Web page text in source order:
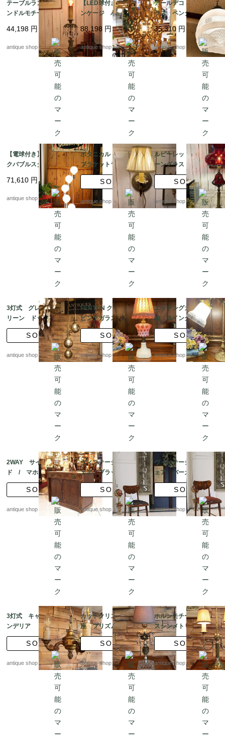
テーブルランプ キャ
ンドルモチーフ ブロ
ンズ・マーブル・クリ
スタル
44,198 円
antique shop at's
【LED球付き】アイア
ンケージ ハンギング
ランプ
88,198 円
antique shop at's
アールデコ ミルクグ
ラス ペンダントラン
プ type2
35,310 円
antique shop at's
【電球付き】アトミッ
クバブルスタンド
71,610 円
antique shop at's
ボタニカル ウォール
ブラケットランプ シ
ェード付き （壁面照
SOLD
antique shop at's
ルビーレッド ハリケ
ーングラス テーブル
ランプ
SOLD
antique shop at's
3灯式 グレイッシュグ
リーン ドットグラ
ス ハンギングランプ
SOLD
antique shop at's
FENTON クランベリー
ピンクガラス テーブ
ルランプ|コインドット
&クランベリードット
シェード
SOLD
antique shop at's
エッチングガラスと真
鍮 スイングデスクラ
ンプ
SOLD
antique shop at's
2WAY サイドボー
ド / マホガニーダイ
ニングテーブル 補助
テーブル付き
SOLD
antique shop at's
ヴィンテージ サイドチ
ェア ブラック×ゴール
ドライン｜ミッドセン
チュリーSOLD
antique shop at's
ヴィンテージ サイドチ
ェア バーガンディー×
ゴールドライン｜ミッ
ドセンチュリー
SOLD
antique shop at's
3灯式 キャンドルシャ
ンデリア
SOLD
antique shop at's
カットクリスタルの台
座 プリズムグラス×グ
レイッシュガラス テー
ブルランプSOLD
antique shop at's
ホルンモチーフ ブラ
スシンメトリー スチュ
ーデントテーブルラン
SOLD
antique shop at's